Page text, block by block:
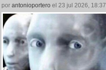
por antonioportero el 23 jul 2026, 18:37